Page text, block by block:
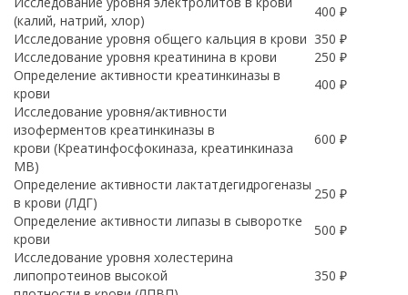
(калий, натрий, хлор)
400 ₽
Исследование уровня общего кальция в крови 350 ₽
Исследование уровня креатинина в крови
250 ₽
Определение активности креатинкиназы в
крови
400 ₽
Исследование уровня/активности
изоферментов креатинкиназы в
крови (Креатинфосфокиназа, креатинкиназа
МВ)
600 ₽
Определение активности лактатдегидрогеназы
в крови (ЛДГ)
250 ₽
Определение активности липазы в сыворотке
крови
500 ₽
Исследование уровня холестерина
липопротеинов высокой
350 ₽